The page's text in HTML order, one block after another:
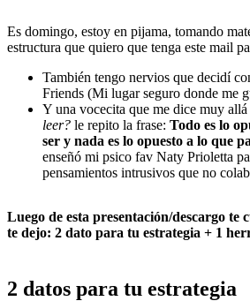
Es domingo, estoy en pijama, tomando
estructura que quiero que tenga este mail
También tengo nervios que decidí
Friends (Mi lugar seguro donde me
Y una vocecita que me dice muy
leer? le repito la frase: Todo es lo
ser y nada es lo opuesto a lo que
enseñó mi psico fav Naty Prioletta
pensamientos intrusivos que no
Luego de esta presentación/descargo te
te dejo: 2 dato para tu estrategia + 1
2 datos para tu estrategia